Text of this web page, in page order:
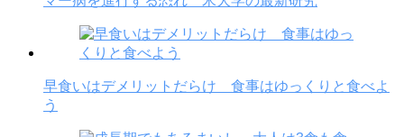
早食いはデメリットだらけ 食事はゆっくりと食べよ
う